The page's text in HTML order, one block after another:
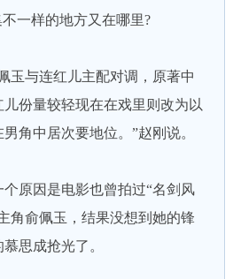
一样的地方又在哪里?
与连红儿主配对调，原著中
份量较轻现在在戏里则改为以
角中居次要地位。”赵刚说。
原因是电影也曾拍过“名剑风
角俞佩玉，结果没想到她的锋
思成抢光了。